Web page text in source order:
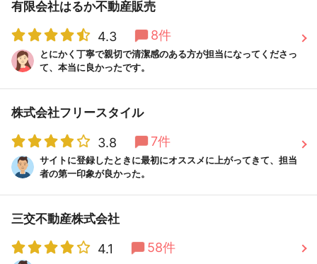
有限会社はるか不動産販売
4.3 8件
とにかく丁寧で親切で清潔感のある方が担当になってくださっ
て、本当に良かったです。
株式会社フリースタイル
3.8 7件
サイトに登録したときに最初にオススメに上がってきて、担当
者の第一印象が良かった。
三交不動産株式会社
4.1 58件